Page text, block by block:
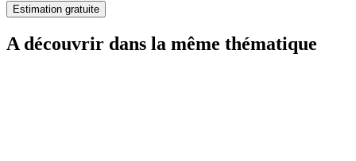
Estimation gratuite
A découvrir dans la même thématique